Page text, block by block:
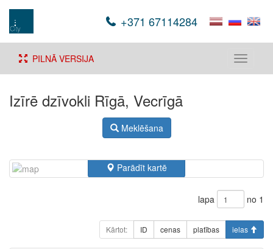
+371 67114284
Toggle
PILNĀ VERSIJA
Izīrē dzīvokli Rīgā, Vecrīgā
Meklēšana
Parādīt kartē
lapa no 1
Kārtot: ID cenas platības ielas